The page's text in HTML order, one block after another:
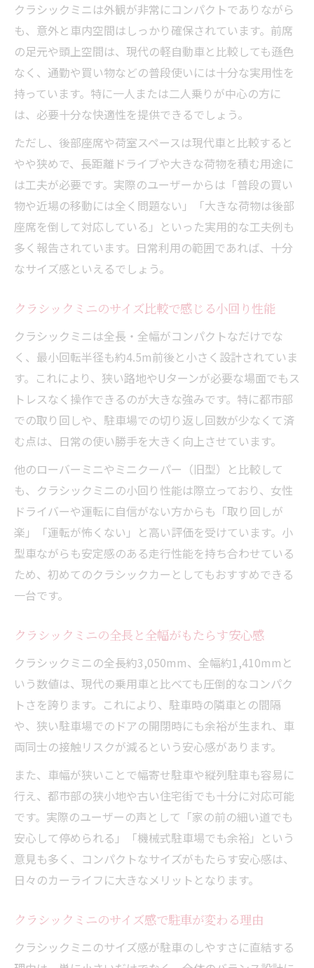
クラシックミニのサイズ感で駐車ストレス
軽減
都市部でもクラシックミニが人気な理由と
は
クラシックミニの荷室実用性と収納力を深掘り
証
クラシックミニで家族旅行の荷物は積める
か
クラシックミニのトランク寸法と収納アイ
クラシックミニの荷室活用術と使い勝手の
クラシックミニのコンパクト設計がもたら
す収納力
実際どう違う？クラシックミニ旧型と現行車比
較
クラシックミニ旧型と現行車のサイズ差に
注目
クラシックミニと現代車の室内空間を比較
クラシックミニの旧型と新型で変わった点
は
クラシックミニのサイズと乗り心地の進化
現行車と比べたクラシックミニのデザイン
魅力
軽量ボディが際立つクラシックミニの魅力とは
クラシックミニの重量と小型設計の魅力を
探る
クラシックミニが今も選ばれる理由と特徴
クラシックミニの壊れやすさは本当かを検
クラシックミニは外観が非常にコンパクトでありながら
も、意外と車内空間はしっかり確保されています。前席
の足元や頭上空間は、現代の軽自動車と比較しても遜色
なく、通勤や買い物などの普段使いには十分な実用性を
持っています。特に一人または二人乗りが中心の方に
は、必要十分な快適性を提供できるでしょう。
ただし、後部座席や荷室スペースは現代車と比較すると
やや狭めで、長距離ドライブや大きな荷物を積む用途に
は工夫が必要です。実際のユーザーからは「普段の買い
物や近場の移動には全く問題ない」「大きな荷物は後部
座席を倒して対応している」といった実用的な工夫例も
多く報告されています。日常利用の範囲であれば、十分
なサイズ感といえるでしょう。
クラシックミニのサイズ比較で感じる小回り性能
クラシックミニは全長・全幅がコンパクトなだけでな
く、最小回転半径も約4.5m前後と小さく設計されていま
す。これにより、狭い路地やUターンが必要な場面でもス
トレスなく操作できるのが大きな強みです。特に都市部
での取り回しや、駐車場での切り返し回数が少なくて済
む点は、日常の使い勝手を大きく向上させています。
他のローバーミニやミニクーパー（旧型）と比較して
も、クラシックミニの小回り性能は際立っており、女性
ドライバーや運転に自信がない方からも「取り回しが
楽」「運転が怖くない」と高い評価を受けています。小
型車ながらも安定感のある走行性能を持ち合わせている
ため、初めてのクラシックカーとしてもおすすめできる
一台です。
クラシックミニの全長と全幅がもたらす安心感
クラシックミニの全長約3,050mm、全幅約1,410mmと
いう数値は、現代の乗用車と比べても圧倒的なコンパク
トさを誇ります。これにより、駐車時の隣車との間隔
や、狭い駐車場でのドアの開閉時にも余裕が生まれ、車
両同士の接触リスクが減るという安心感があります。
また、車幅が狭いことで幅寄せ駐車や縦列駐車も容易に
行え、都市部の狭小地や古い住宅街でも十分に対応可能
です。実際のユーザーの声として「家の前の細い道でも
安心して停められる」「機械式駐車場でも余裕」という
意見も多く、コンパクトなサイズがもたらす安心感は、
日々のカーライフに大きなメリットとなります。
クラシックミニのサイズ感で駐車が変わる理由
クラシックミニのサイズ感が駐車のしやすさに直結する